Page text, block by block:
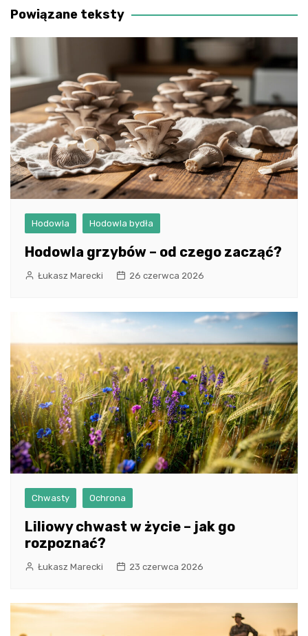
Powiązane teksty
Hodowla Hodowla bydła
Hodowla grzybów – od czego zacząć?
Łukasz Marecki 26 czerwca 2026
Chwasty Ochrona
Liliowy chwast w życie – jak go
rozpoznać?
Łukasz Marecki 23 czerwca 2026